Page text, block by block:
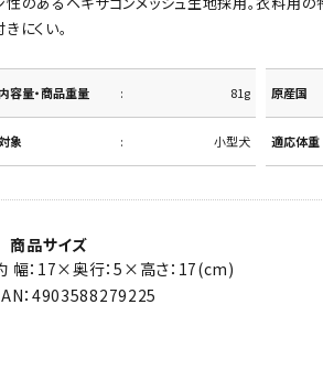
きにくい。
内容量・商品重量 81g 原産国
対象 小型犬 適応体重
商品サイズ
幅：17×奥行：5×高さ：17(cm)
：4903588279225